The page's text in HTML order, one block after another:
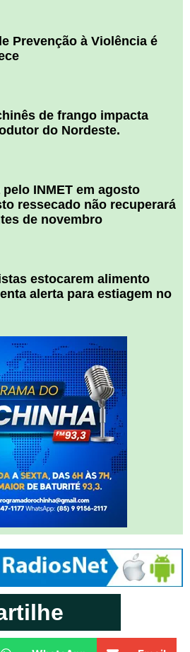
Prevenção à Violência é
de frango impacta
do Nordeste.
INMET em agosto
ressecado não recuperará
de novembro
estocarem alimento
alerta para estiagem no